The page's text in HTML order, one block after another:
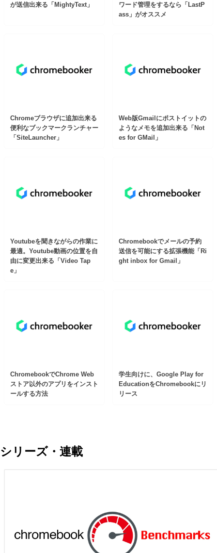
が送信出来る「MightyText」
ワード管理をするなら「LastP
ass」がオススメ
Chromeブラウザに追加出来る
便利なブックマークランチャー
「SiteLauncher」
Web版Gmailにポストイットの
ようなメモを追加出来る「Not
es for GMail」
Youtubeを聞きながらの作業に
最適。Youtube動画の位置を自
由に変更出来る「Video Tap
e」
Chromebookでメールの予約
送信を可能にする拡張機能「Ri
ght inbox for Gmail」
ChromebookでChrome Web
ストア以外のアプリをインスト
ールする方法
学生向けに、Google Play for
EducationをChromebookにリ
リース
シリーズ・連載